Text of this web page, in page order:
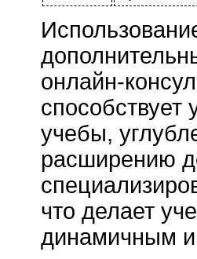
онлайн-
способствует
учебы,
расширению
что делает
динамичным и